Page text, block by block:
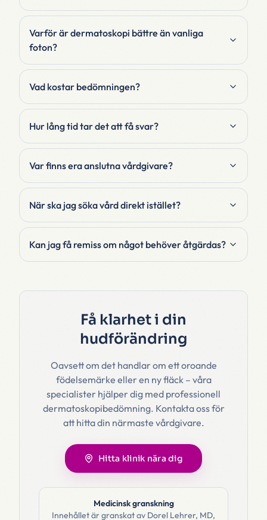
Varför är dermatoskopi bättre än vanliga
foton?
Vad kostar bedömningen?
Hur lång tid tar det att få svar?
Var finns era anslutna vårdgivare?
När ska jag söka vård direkt istället?
Kan jag få remiss om något behöver åtgärdas?
Få klarhet i din
hudförändring
Oavsett om det handlar om ett oroande
födelsemärke eller en ny fläck – våra
specialister hjälper dig med professionell
dermatoskopibedömning. Kontakta oss för
att hitta din närmaste vårdgivare.
Hitta klinik nära dig
Medicinsk granskning
Innehållet är granskat av Dorel Lehrer, MD,